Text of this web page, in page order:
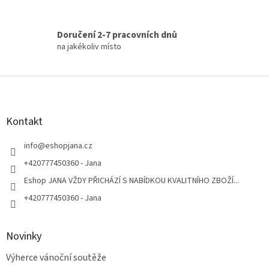
Doručení 2-7 pracovních dnů
na jakékoliv místo
Z
Kontakt
info@eshopjana.cz
+420777450360 - Jana
Eshop JANA VŽDY PŘICHÁZÍ S NABÍDKOU KVALITNÍHO ZBOŽÍ...
+420777450360 - Jana
Novinky
Výherce vánoční soutěže